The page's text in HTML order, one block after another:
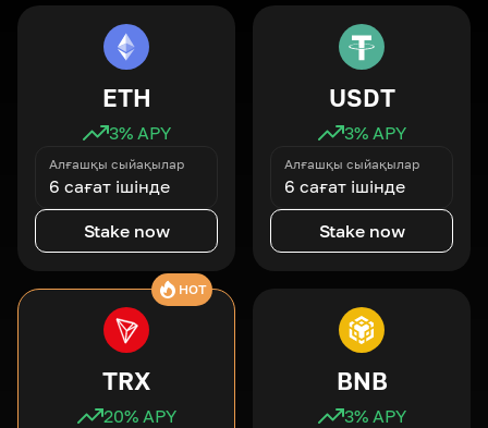
ETH
3% APY
Алғашқы сыйақылар
6 сағат ішінде
Stake now
USDT
3% APY
Алғашқы сыйақылар
6 сағат ішінде
Stake now
HOT
TRX
20% APY
BNB
3% APY